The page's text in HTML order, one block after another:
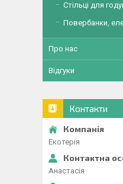
Стільці для
Повербанки,
Про нас
Відгуки
Контакти
Екотерія
Анастасія